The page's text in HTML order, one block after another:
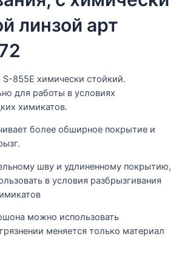
линзой арт
855Е химически стойкий.
для работы в условиях
химикатов.
более обширное покрытие и
шву и удлиненному покрытию,
в условия разбрызгивания
можно использовать
меняется только материал